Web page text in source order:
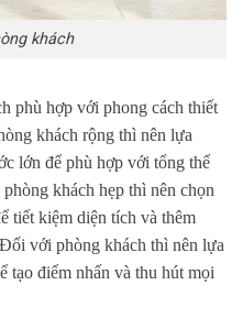
khách
phù hợp với phong cách thiết
khách rộng thì nên lựa
lớn để phù hợp với tổng thể
khách hẹp thì nên chọn
tiết kiệm diện tích và thêm
với phòng khách thì nên lựa
tạo điểm nhấn và thu hút mọi